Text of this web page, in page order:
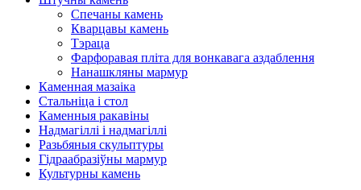
Спечаны камень
Кварцавы камень
Тэраца
Фарфоравая пліта для вонкавага аздаблення
Нанашкляны мармур
Каменная мазаіка
Стальніца і стол
Каменныя ракавіны
Надмагіллі і надмагіллі
Разьбяныя скульптуры
Гідраабразіўны мармур
Культурны камень